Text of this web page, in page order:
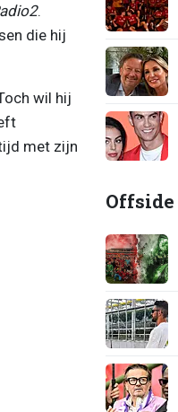
.
die hij
wil hij
met zijn
Offside